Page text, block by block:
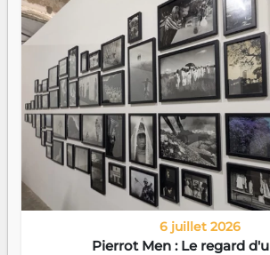
6 juillet 2026
Pierrot Men : Le regard